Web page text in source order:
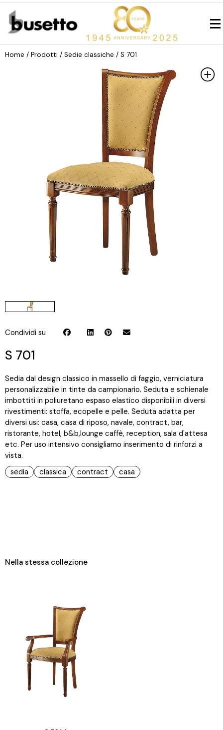
Home / Prodotti / Sedie classiche / S 701
Condividi su
S 701
Sedia dal design classico in massello di faggio, verniciatura
personalizzabile in tinte da campionario. Seduta e schienale
imbottiti in poliuretano espaso elastico disponibili in diversi
rivestimenti: stoffa, ecopelle e pelle. Seduta adatta per
diversi usi: casa, casa di riposo, navale, contract, bar,
ristorante, hotel, b&b,lounge caffè, reception, sala d'attesa
etc. Per uso intensivo consigliamo inserimento di rinforzi a
vista.
sedia
classica contract casa
Nella stessa collezione